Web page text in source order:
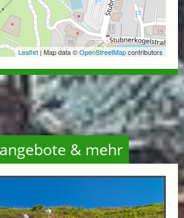
Leaflet| Map data ©OpenStreetMapcontributors
& mehr